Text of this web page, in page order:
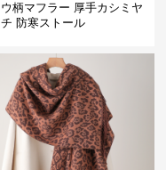
柄マフラー 厚手カシミヤ
防寒ストール